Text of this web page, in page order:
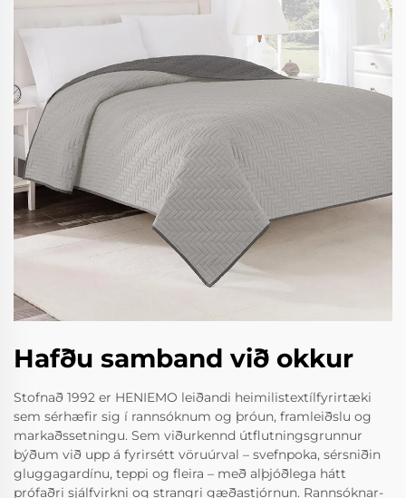
Hafðu samband við okkur
Stofnað 1992 er HENIEMO leiðandi heimilistextílfyrirtæki
sem sérhæfir sig í rannsóknum og þróun, framleiðslu og
markaðssetningu. Sem viðurkennd útflutningsgrunnur
býðum við upp á fyrirsétt vöruúrval – svefnpoka, sérsniðin
gluggagardínu, teppi og fleira – með alþjóðlega hátt
prófaðri sjálfvirkni og strangri gæðastjórnun. Rannsóknar-